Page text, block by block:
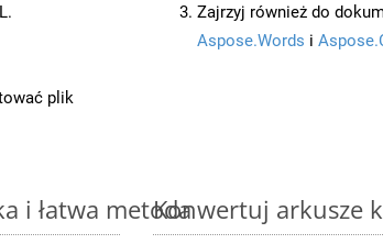
plik
Zajrzyj również do
Aspose.Words i
i łatwa metodaKonwertuj arkusze